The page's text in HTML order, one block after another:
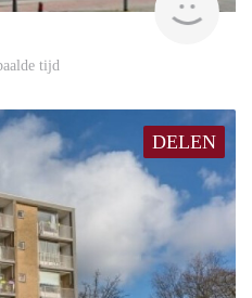
tijd
DELEN